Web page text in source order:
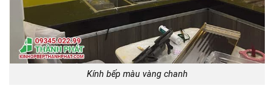
Kính bếp màu vàng chanh